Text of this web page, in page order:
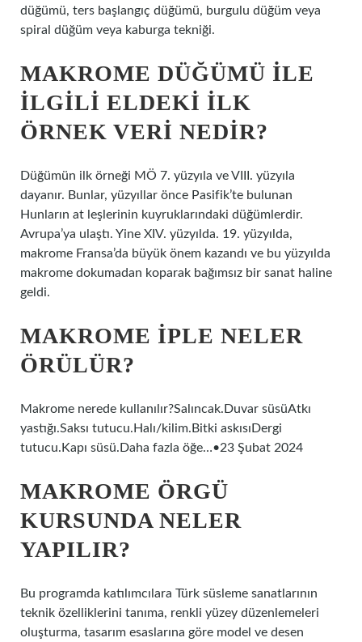
düğümü, ters başlangıç ​​düğümü, burgulu düğüm veya
spiral düğüm veya kaburga tekniği.
MAKROME DÜĞÜMÜ ILE
ILGILI ELDEKI ILK
ÖRNEK VERI NEDIR?
Düğümün ilk örneği MÖ 7. yüzyıla ve VIII. yüzyıla
dayanır. Bunlar, yüzyıllar önce Pasifik’te bulunan
Hunların at leşlerinin kuyruklarındaki düğümlerdir.
Avrupa’ya ulaştı. Yine XIV. yüzyılda. 19. yüzyılda,
makrome Fransa’da büyük önem kazandı ve bu yüzyılda
makrome dokumadan koparak bağımsız bir sanat haline
geldi.
MAKROME IPLE NELER
ÖRÜLÜR?
Makrome nerede kullanılır?Salıncak.Duvar süsüAtkı
yastığı.Saksı tutucu.Halı/kilim.Bitki askısıDergi
tutucu.Kapı süsü.Daha fazla öğe…•23 Şubat 2024
MAKROME ÖRGÜ
KURSUNDA NELER
YAPILIR?
Bu programda katılımcılara Türk süsleme sanatlarının
teknik özelliklerini tanıma, renkli yüzey düzenlemeleri
oluşturma, tasarım esaslarına göre model ve desen